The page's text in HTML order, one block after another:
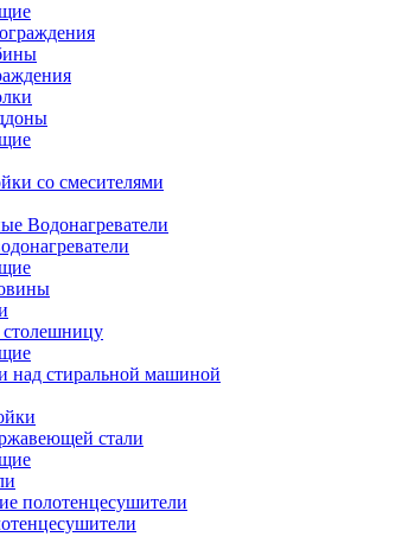
со смесителями
Водонагреватели
над стиральной машиной
стали
полотенцесушители